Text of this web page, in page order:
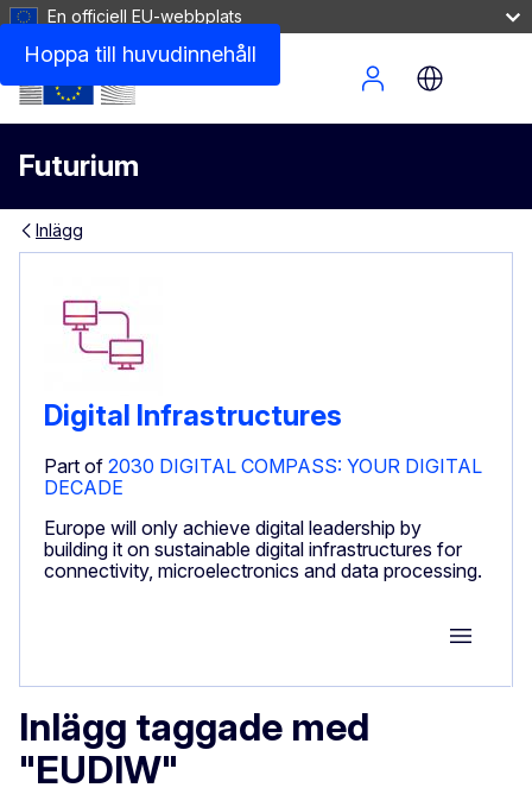
Hoppa till huvudinnehåll
En officiell EU-webbplats
Futurium
Site Menu
Inlägg
Digital Infrastructures
Part of 2030 DIGITAL COMPASS: YOUR DIGITAL
DECADE
Europe will only achieve digital leadership by
building it on sustainable digital infrastructures for
connectivity, microelectronics and data processing.
Group
Inlägg taggade med
"EUDIW"